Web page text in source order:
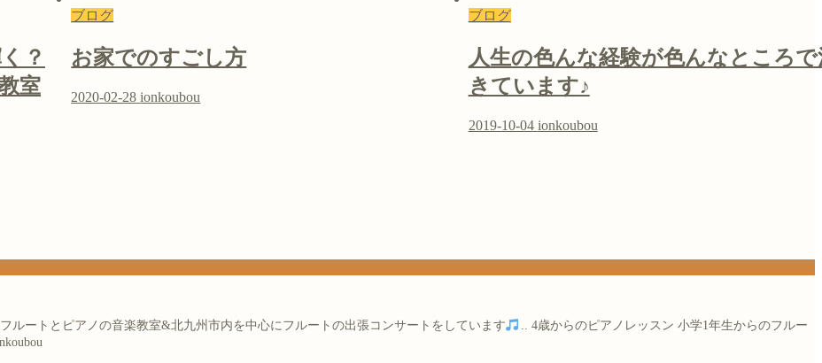
？
室
ブログ
お家でのすごし方
2020-02-28 ionkoubou
ブログ
人生の色んな経験が色んなところで
きています♪
2019-10-04 ionkoubou
ルートとピアノの音楽教室&北九州市内を中心にフルートの出張コンサートをしています .. 4歳からのピアノレッスン 小学1年生からのフルー